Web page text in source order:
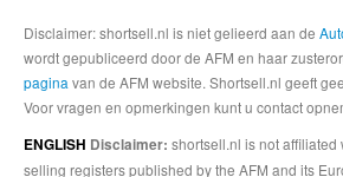
Disclaimer: shortsell.nl is niet gelieerd aan de
wordt gepubliceerd door de AFM en haar
pagina van de AFM website. Shortsell.nl geeft
Voor vragen en opmerkingen kunt u contact
ENGLISH Disclaimer: shortsell.nl is not
selling registers published by the AFM and its